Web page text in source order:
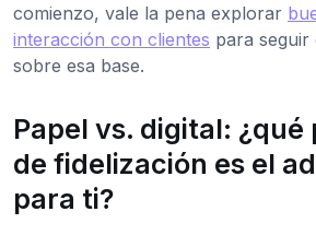
comienzo, vale la pena explorar
interacción con clientes para
sobre esa base.
Papel vs. digital: ¿qué
de fidelización es el
para ti?